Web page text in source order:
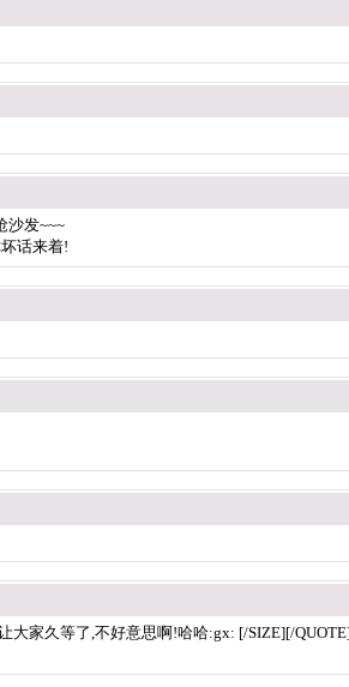
沙发~~~
话来着!
大家久等了,不好意思啊!哈哈:gx: [/SIZE][/